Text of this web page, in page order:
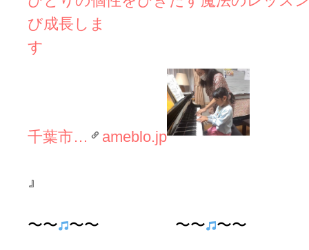
び成長しま
千葉市… ameblo.jp
』
〜〜 〜〜 〜〜 〜〜